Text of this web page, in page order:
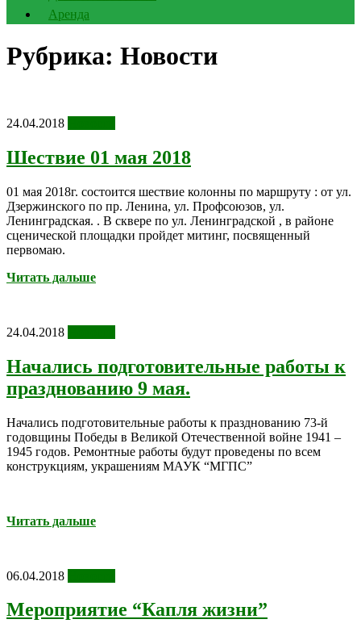
Аренда
Рубрика: Новости
24.04.2018
Шествие 01 мая 2018
01 мая 2018г. состоится шествие колонны по маршруту : от ул.
Дзержинского по пр. Ленина, ул. Профсоюзов, ул.
Ленинградская. . В сквере по ул. Ленинградской , в районе
сценической площадки пройдет митинг, посвященный
первомаю.
Читать дальше
24.04.2018
Начались подготовительные работы к
празднованию 9 мая.
Начались подготовительные работы к празднованию 73-й
годовщины Победы в Великой Отечественной войне 1941 –
1945 годов. Ремонтные работы будут проведены по всем
конструкциям, украшениям МАУК “МГПС”
Читать дальше
06.04.2018
Мероприятие “Капля жизни”